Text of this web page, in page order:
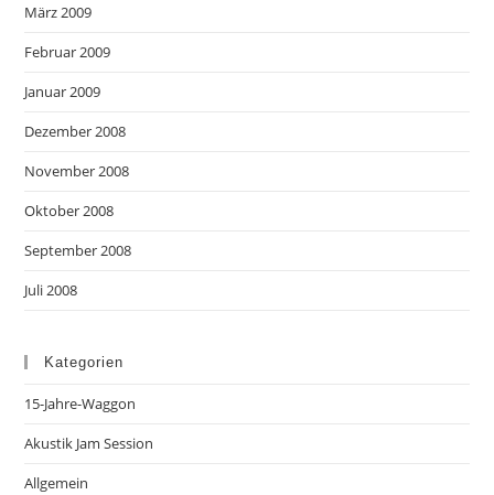
März 2009
Februar 2009
Januar 2009
Dezember 2008
November 2008
Oktober 2008
September 2008
Juli 2008
Kategorien
15-Jahre-Waggon
Akustik Jam Session
Allgemein